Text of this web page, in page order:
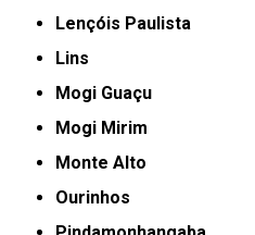
Lençóis Paulista
Lins
Mogi Guaçu
Mogi Mirim
Monte Alto
Ourinhos